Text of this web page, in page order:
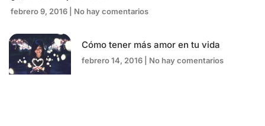
febrero 9, 2016 No hay comentarios
Cómo tener más amor en tu vida
febrero 14, 2016 No hay comentarios